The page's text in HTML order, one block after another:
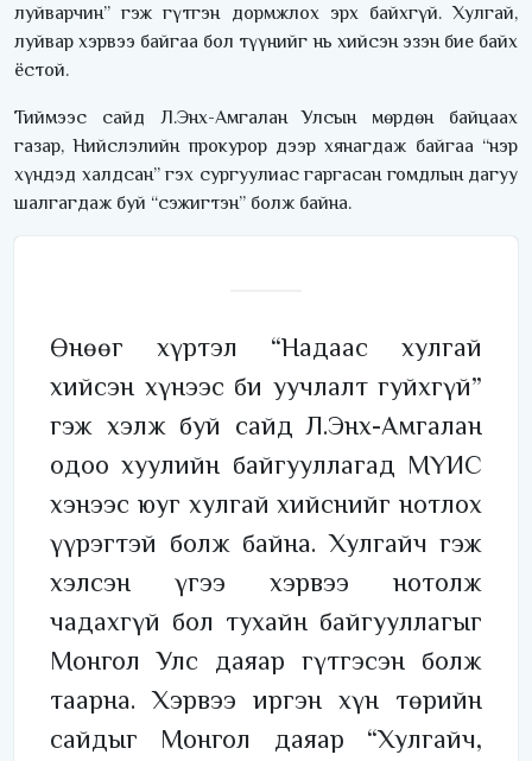
луйварчин” гэж гүтгэн дормжлох эрх байхгүй. Хулгай,
луйвар хэрвээ байгаа бол түүнийг нь хийсэн эзэн бие байх
ёстой.
Тиймээс сайд Л.Энх-Амгалан Улсын мөрдөн байцаах
газар, Нийслэлийн прокурор дээр хянагдаж байгаа “нэр
хүндэд халдсан” гэх сургуулиас гаргасан гомдлын дагуу
шалгагдаж буй “сэжигтэн” болж байна.
Өнөөг хүртэл “Надаас хулгай
хийсэн хүнээс би уучлалт гуйхгүй”
гэж хэлж буй сайд Л.Энх-Амгалан
одоо хуулийн байгууллагад МҮИС
хэнээс юуг хулгай хийснийг нотлох
үүрэгтэй болж байна. Хулгайч гэж
хэлсэн үгээ хэрвээ нотолж
чадахгүй бол тухайн байгууллагыг
Монгол Улс даяар гүтгэсэн болж
таарна. Хэрвээ иргэн хүн төрийн
сайдыг Монгол даяар “Хулгайч,